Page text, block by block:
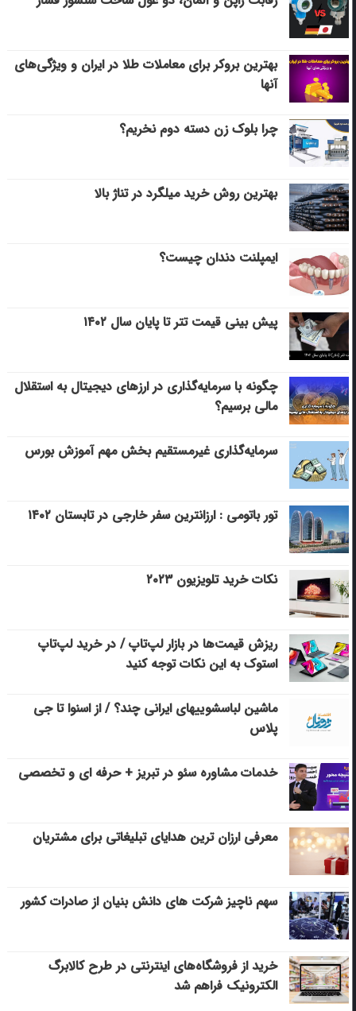
بهترین بروکر برای معاملات طلا در ایران و ویژگی‌های
آنها
چرا بلوک زن دسته دوم نخریم؟
بهترین روش خرید میلگرد در تناژ بالا
ایمپلنت دندان چیست؟
پیش بینی قیمت تتر تا پایان سال ۱۴۰۲
چگونه با سرمایه‌گذاری در ارزهای دیجیتال به استقلال
مالی برسیم؟
سرمایه‌گذاری غیرمستقیم بخش مهم آموزش بورس
تور باتومی : ارزانترین سفر خارجی در تابستان ۱۴۰۲
نکات خرید تلویزیون ۲۰۲۳
ریزش قیمت‌ها در بازار لپ‌تاپ / در خرید لپ‌تاپ
استوک به این نکات توجه کنید
ماشین لباسشویی‎های ایرانی چند؟ / از اسنوا تا جی
پلاس
خدمات مشاوره سئو در تبریز + حرفه ای و تخصصی
معرفی ارزان ترین هدایای تبلیغاتی برای مشتریان
سهم ناچیز شرکت های دانش بنیان از صادرات کشور
خرید از فروشگاه‌های اینترنتی در طرح کالابرگ
الکترونیک فراهم شد